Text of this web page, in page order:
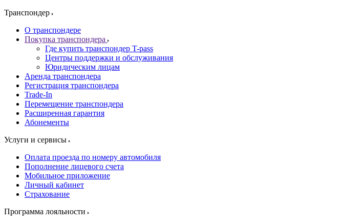
Транспондер
О транспондере
Покупка транспондера
Где купить транспондер T-pass
Центры поддержки и обслуживания
Юридическим лицам
Аренда транспондера
Регистрация транспондера
Trade-In
Перемещение транспондера
Расширенная гарантия
Абонементы
Услуги и сервисы
Оплата проезда по номеру автомобиля
Пополнение лицевого счета
Мобильное приложение
Личный кабинет
Страхование
Программа лояльности